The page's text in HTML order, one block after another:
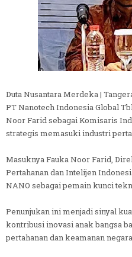
Duta Nusantara Merdeka |
PT Nanotech Indonesia Global
Noor Farid sebagai Komisaris
strategis memasuki industri
Masuknya Fauka Noor Farid,
Pertahanan dan Intelijen
NANO sebagai pemain kunci
Penunjukan ini menjadi sinyal
kontribusi inovasi anak bangsa
pertahanan dan keamanan